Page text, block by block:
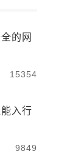
的网
15354
入行
9849